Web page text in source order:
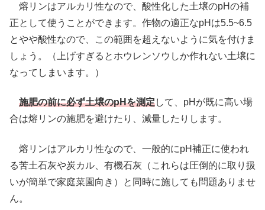
熔リンはアルカリ性なので、酸性化した土壌のpHの補
正として使うことができます。作物の適正なpHは5.5~6.5
とやや酸性なので、この範囲を超えないように気を付けま
しょう。（上げすぎるとホウレンソウしか作れない土壌に
なってしまいます。）
施肥の前に必ず土壌のpHを測定して、pHが既に高い場
合は熔リンの施肥を避けたり、減量したりします。
熔リンはアルカリ性なので、一般的にpH補正に使われ
る苦土石灰や炭カル、有機石灰（これらは圧倒的に取り扱
いが簡単で家庭菜園向き）と同時に施しても問題ありませ
ん。